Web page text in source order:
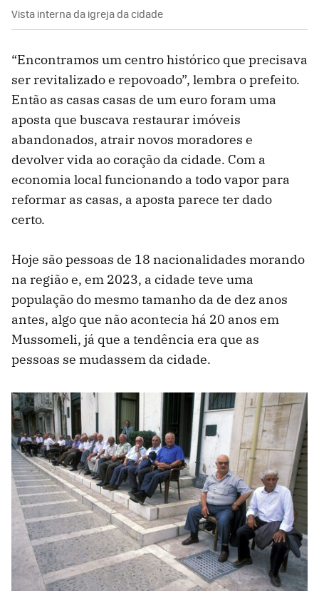
Vista interna da igreja da cidade
“Encontramos um centro histórico que precisava
ser revitalizado e repovoado”, lembra o prefeito.
Então as casas casas de um euro foram uma
aposta que buscava restaurar imóveis
abandonados, atrair novos moradores e
devolver vida ao coração da cidade. Com a
economia local funcionando a todo vapor para
reformar as casas, a aposta parece ter dado
certo.
Hoje são pessoas de 18 nacionalidades morando
na região e, em 2023, a cidade teve uma
população do mesmo tamanho da de dez anos
antes, algo que não acontecia há 20 anos em
Mussomeli, já que a tendência era que as
pessoas se mudassem da cidade.